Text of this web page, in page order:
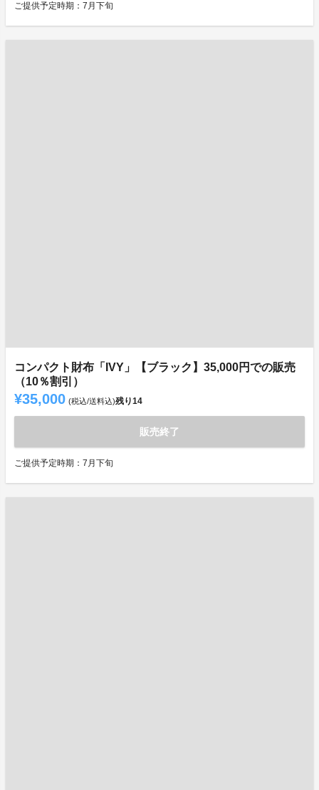
ご提供予定時期：7月下旬
コンパクト財布「IVY」【ブラック】35,000円での販売
（10％割引）
¥35,000 (税込/送料込)残り14
販売終了
ご提供予定時期：7月下旬